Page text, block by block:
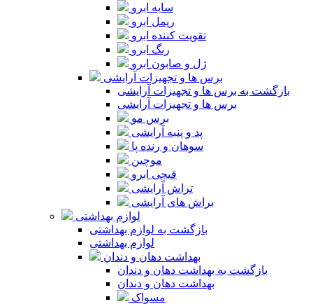
سایه ابرو
ریمل ابرو
تقویت کننده ابرو
رنگ ابرو
ژل و صابون ابرو
برس ها و تجهیزات آرایشی
بازگشت به برس ها و تجهیزات آرایشی
برس ها و تجهیزات آرایشی
برس مو
پد و پنبه آرایشی
سوهان و رنده پا
موچین
قیچی ابرو
تراش آرایشی
براش های آرایشی
لوازم بهداشتی
بازگشت به لوازم بهداشتی
لوازم بهداشتی
بهداشت دهان و دندان
بازگشت به بهداشت دهان و دندان
بهداشت دهان و دندان
مسواک